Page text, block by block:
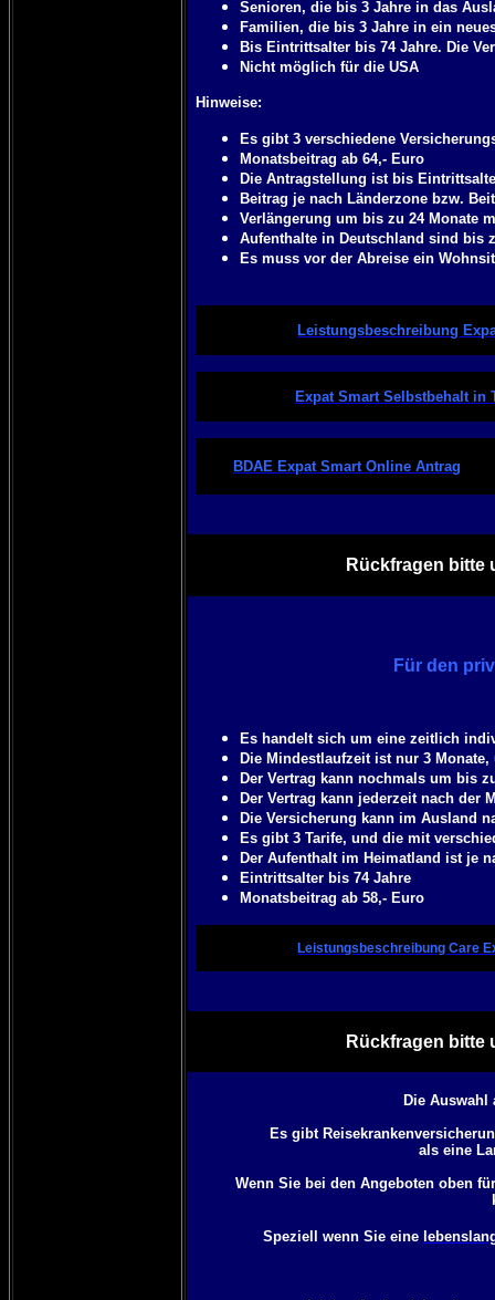
Senioren, die bis 3 Jahre in das
Familien, die bis 3 Jahre in ein
Bis Eintrittsalter bis 74 Jahre. Die
Nicht möglich für die USA
Hinweise:
Es gibt 3 verschiedene
Monatsbeitrag ab 64,- Euro
Die Antragstellung ist bis
Beitrag je nach Länderzone bzw.
Verlängerung um bis zu 24 Monate
Aufenthalte in Deutschland sind bis
Es muss vor der Abreise ein
Leistungsbeschreibung
Expat Smart Selbstbehalt in
BDAE Expat Smart Online Antrag
Rückfragen bitte
Für den
Es handelt sich um eine zeitlich
Die Mindestlaufzeit ist nur 3
Der Vertrag kann nochmals um bis
Der Vertrag kann jederzeit nach der
Die Versicherung kann im Ausland
Es gibt 3 Tarife, und die mit
Der Aufenthalt im Heimatland ist je
Eintrittsalter bis 74 Jahre
Monatsbeitrag ab 58,- Euro
Leistungsbeschreibung Care
Rückfragen bitte
Die
Es gibt
als eine
Wenn Sie bei den Angeboten oben
Speziell wenn Sie eine